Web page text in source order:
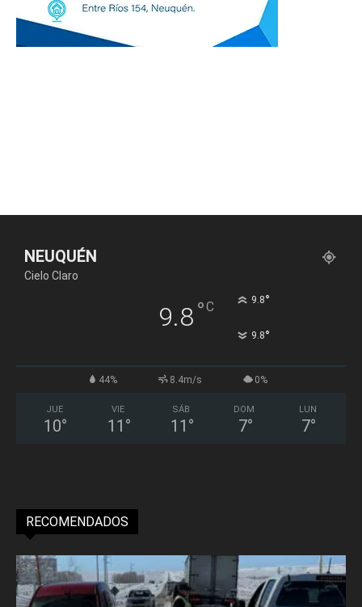
NEUQUÉN
Cielo Claro
9.8°C 9.8°
9.8°
44% 8.4m/s 0%
JUE
10°
VIE
11 °
SÁB
11 °
DOM
7°
LUN
7°
RECOMENDADOS